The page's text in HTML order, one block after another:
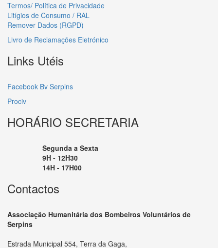
Termos/ Política de Privacidade
Litígios de Consumo / RAL
Remover Dados (RGPD)
Livro de Reclamações Eletrónico
Links Utéis
Facebook Bv Serpins
Prociv
HORÁRIO SECRETARIA
Segunda a Sexta
9H - 12H30
14H - 17H00
Contactos
Associação Humanitária dos Bombeiros Voluntários de
Serpins
Estrada Municipal 554, Terra da Gaga,